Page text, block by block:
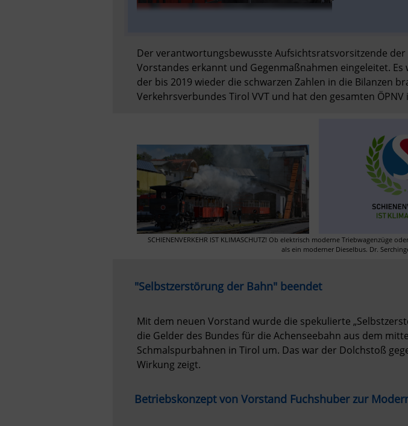
Der verantwortungsbewusste Aufsichtsratsvorsitzende
Vorstandes erkannt und Gegenmaßnahmen eingeleitet.
der bis 2019 wieder die schwarzen Zahlen in die Bilanzen
Verkehrsverbundes Tirol VVT und hat den gesamten
SCHIENENVERKEHR IST KLIMASCHUTZ! Ob elektrisch moderne
als ein moderner Dieselbus. Dr.
"Selbstzerstörung der Bahn" beendet
Mit dem neuen Vorstand wurde die spekulierte
die Gelder des Bundes für die Achenseebahn aus dem
Schmalspurbahnen in Tirol um. Das war der Dolchstoß
Betriebskonzept von Vorstand Fuchshuber zur